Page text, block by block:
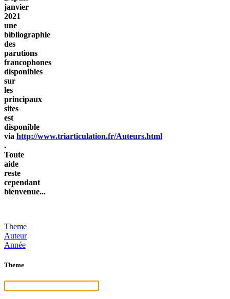
janvier
2021
une
bibliographie
des
parutions
francophones
disponibles
sur
les
principaux
sites
est
disponible
via http://www.triarticulation.fr/Auteurs.html
.
Toute
aide
reste
cependant
bienvenue...
Theme
Auteur
Année
Theme